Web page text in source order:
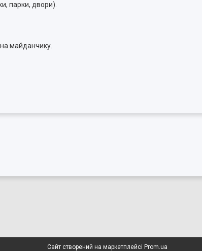
парки, двори).
майданчику.
Сайт створений на маркетплейсі Prom.ua